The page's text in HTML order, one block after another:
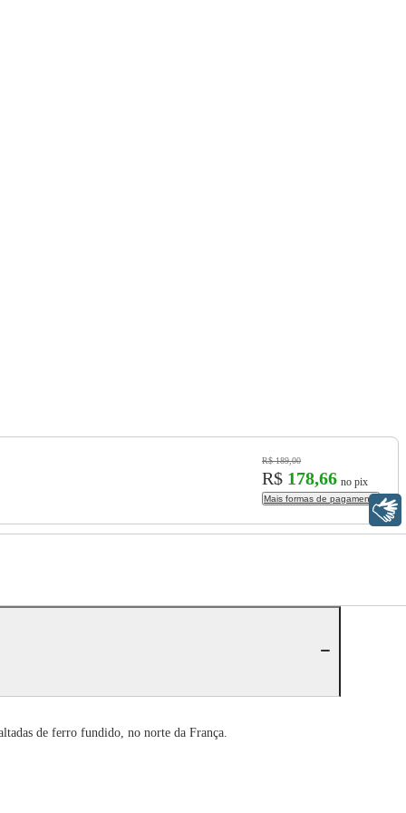
R$ 189,00
R$ 178,66 no pix
Mais formas de pagamento
de ferro fundido, no norte da França.
Libras